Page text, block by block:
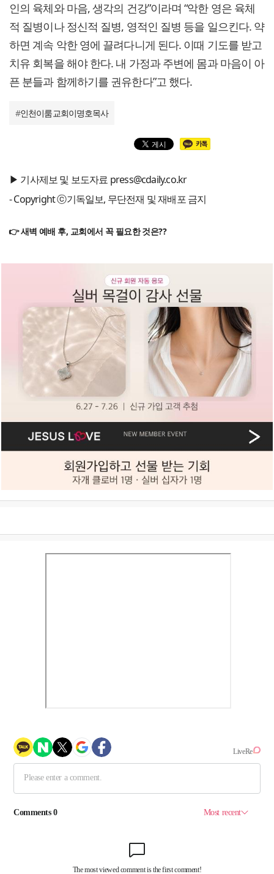
인의 육체와 마음, 생각의 건강”이라며 “악한 영은 육체
적 질병이나 정신적 질병, 영적인 질병 등을 일으킨다. 약
하면 계속 악한 영에 끌려다니게 된다. 이때 기도를 받고
치유 회복을 해야 한다. 내 가정과 주변에 몸과 마음이 아
픈 분들과 함께하기를 권유한다”고 했다.
#인천이룸교회이명호목사
▶ 기사제보 및 보도자료 press@cdaily.co.kr
- Copyright ⓒ기독일보, 무단전재 및 재배포 금지
👉 새벽 예배 후, 교회에서 꼭 필요한 것은??